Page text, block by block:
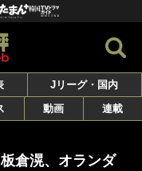
Jリーグ・国内
動画 連載
倉滉、オランダ